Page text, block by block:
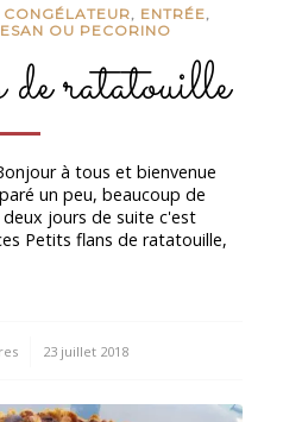
CONGÉLATEUR, ENTRÉE,
OU PECORINO
ratatouille
à tous et bienvenue
un peu, beaucoup de
jours de suite c'est
Petits flans de ratatouille,
23 juillet 2018